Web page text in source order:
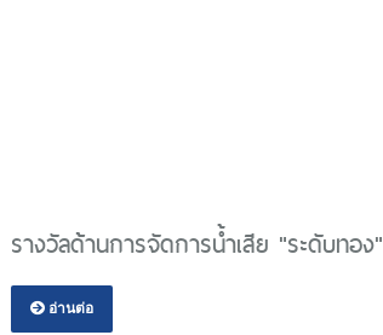
รางวัลด้านการจัดการน้ำเสีย "ระดับทอง"
อ่านต่อ